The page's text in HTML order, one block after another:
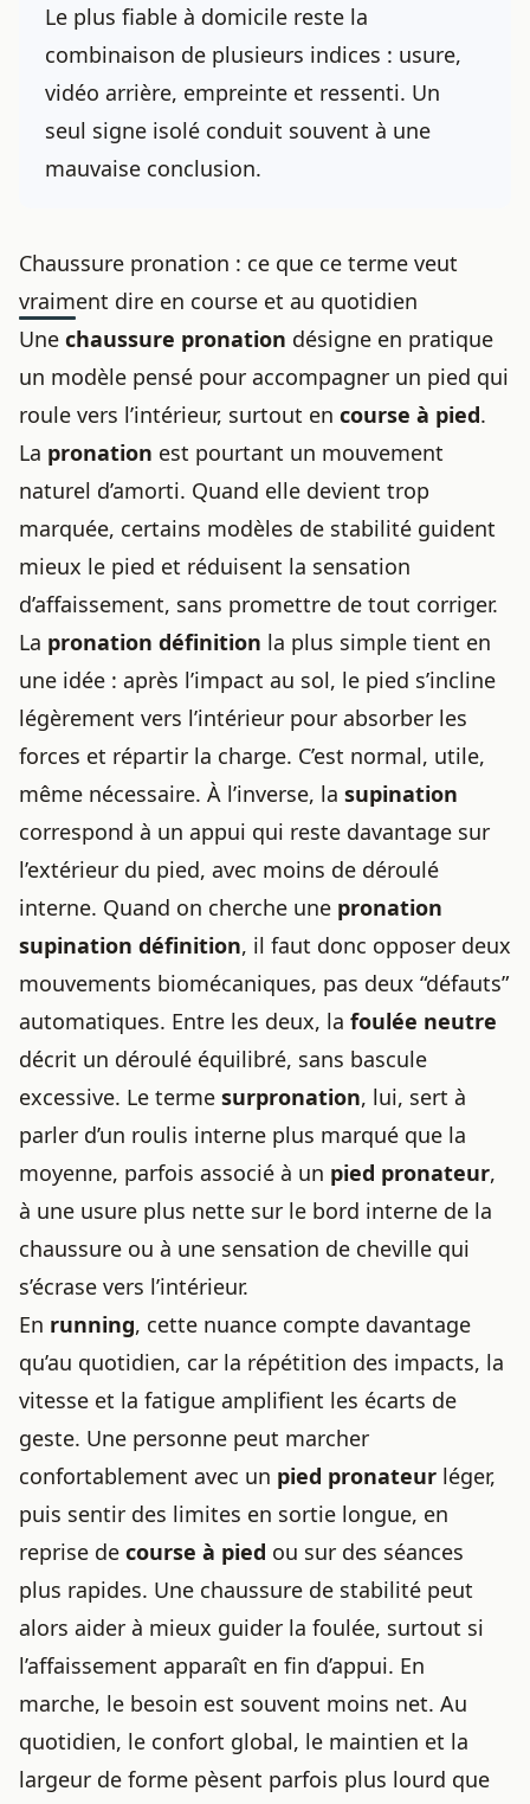
Le plus fiable à domicile reste la
combinaison de plusieurs indices : usure,
vidéo arrière, empreinte et ressenti. Un
seul signe isolé conduit souvent à une
mauvaise conclusion.
Chaussure pronation : ce que ce terme veut
vraiment dire en course et au quotidien
Une chaussure pronation désigne en pratique
un modèle pensé pour accompagner un pied qui
roule vers l’intérieur, surtout en course à pied.
La pronation est pourtant un mouvement
naturel d’amorti. Quand elle devient trop
marquée, certains modèles de stabilité guident
mieux le pied et réduisent la sensation
d’affaissement, sans promettre de tout corriger.
La pronation définition la plus simple tient en
une idée : après l’impact au sol, le pied s’incline
légèrement vers l’intérieur pour absorber les
forces et répartir la charge. C’est normal, utile,
même nécessaire. À l’inverse, la supination
correspond à un appui qui reste davantage sur
l’extérieur du pied, avec moins de déroulé
interne. Quand on cherche une pronation
supination définition, il faut donc opposer deux
mouvements biomécaniques, pas deux “défauts”
automatiques. Entre les deux, la foulée neutre
décrit un déroulé équilibré, sans bascule
excessive. Le terme surpronation, lui, sert à
parler d’un roulis interne plus marqué que la
moyenne, parfois associé à un pied pronateur,
à une usure plus nette sur le bord interne de la
chaussure ou à une sensation de cheville qui
s’écrase vers l’intérieur.
En running, cette nuance compte davantage
qu’au quotidien, car la répétition des impacts, la
vitesse et la fatigue amplifient les écarts de
geste. Une personne peut marcher
confortablement avec un pied pronateur léger,
puis sentir des limites en sortie longue, en
reprise de course à pied ou sur des séances
plus rapides. Une chaussure de stabilité peut
alors aider à mieux guider la foulée, surtout si
l’affaissement apparaît en fin d’appui. En
marche, le besoin est souvent moins net. Au
quotidien, le confort global, le maintien et la
largeur de forme pèsent parfois plus lourd que